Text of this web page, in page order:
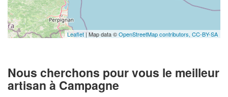
Leaflet | Map data ©OpenStreetMap contributors, CC-BY-SA
Nous cherchons pour vous le meilleur
artisan à Campagne